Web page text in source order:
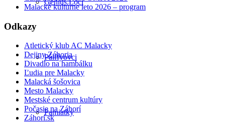
Genius Loci
Pálffyovci
Pamiatky
Malacké kultúrne leto 2026 – program
Odkazy
Atletický klub AC Malacky
Dejiny Záhoria
Divadlo na hambálku
Ľudia pre Malacky
Malacká šošovica
Mesto Malacky
Mestské centrum kultúry
Počasie na Záhorí
Záhorí.sk